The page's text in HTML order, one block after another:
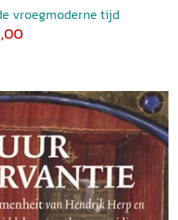
vroegmoderne tijd